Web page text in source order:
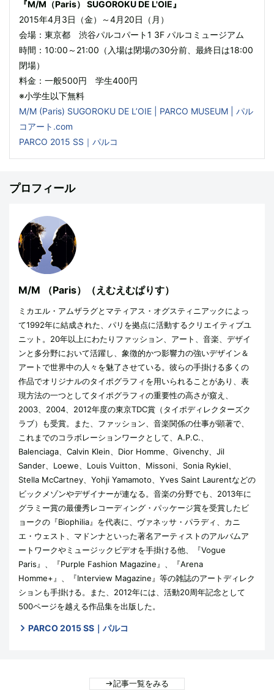
『M/M（Paris） SUGOROKU DE L'OIE』
2015年4月3日（金）～4月20日（月）
会場：東京都 渋谷パルコパート1 3F パルコミュージアム
時間：10:00～21:00（入場は閉場の30分前、最終日は18:00
閉場）
料金：一般500円 学生400円
※小学生以下無料
M/M (Paris) SUGOROKU DE L’OIE | PARCO MUSEUM | パル
コアート.com
PARCO 2015 SS｜パルコ
プロフィール
M/M （Paris）（えむえむぱりす）
ミカエル・アムザラグとマティアス・オグスティニアックによっ
て1992年に結成された、パリを拠点に活動するクリエイティブユ
ニット。20年以上にわたりファッション、アート、音楽、デザイ
ンと多分野において活躍し、象徴的かつ影響力の強いデザイン＆
アートで世界中の人々を魅了させている。彼らの手掛ける多くの
作品でオリジナルのタイポグラフィを用いられることがあり、表
現方法の一つとしてタイポグラフィの重要性の高さが窺え、
2003、2004、2012年度の東京TDC賞（タイポディレクターズク
ラブ）も受賞。また、ファッション、音楽関係の仕事が顕著で、
これまでのコラボレーションワークとして、A.P.C.、
Balenciaga、Calvin Klein、Dior Homme、Givenchy、Jil
Sander、Loewe、Louis Vuitton、Missoni、Sonia Rykiel、
Stella McCartney、Yohji Yamamoto、Yves Saint Laurentなどの
ビックメゾンやデザイナーが連なる。音楽の分野でも、2013年に
グラミー賞の最優秀レコーディング・パッケージ賞を受賞したビ
ョークの『Biophilia』を代表に、ヴァネッサ・パラディ、カニ
エ・ウェスト、マドンナといった著名アーティストのアルバムア
ートワークやミュージックビデオを手掛ける他、『Vogue
Paris』、『Purple Fashion Magazine』、『Arena
Homme+』、『Interview Magazine』等の雑誌のアートディレク
ションも手掛ける。また、2012年には、活動20周年記念として
500ページを越える作品集を出版した。
PARCO 2015 SS｜パルコ
記事一覧をみる